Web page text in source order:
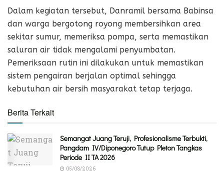
Dalam kegiatan tersebut, Danramil bersama Babinsa
dan warga bergotong royong membersihkan area
sekitar sumur, memeriksa pompa, serta memastikan
saluran air tidak mengalami penyumbatan.
Pemeriksaan rutin ini dilakukan untuk memastikan
sistem pengairan berjalan optimal sehingga
kebutuhan air bersih masyarakat tetap terjaga.
Berita Terkait
Semangat Juang Teruji, Profesionalisme Terbukti,
Pangdam IV/Diponegoro Tutup Pleton Tangkas
Periode II TA 2026
05/08/2026